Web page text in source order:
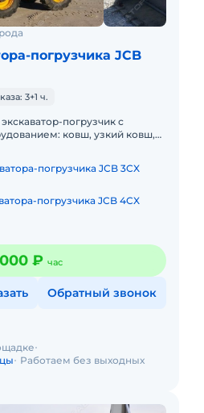
погрузчика JCB
3+1 ч.
погрузчик с
ковш, узкий ковш,
погрузчика JCB 3CX
погрузчика JCB 4CX
₽ час
Обратный звонок
Работаем без выходных